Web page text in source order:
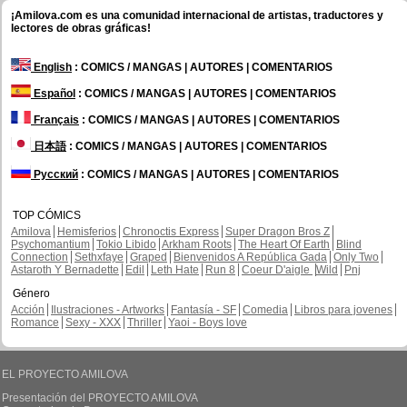
¡Amilova.com es una comunidad internacional de artistas, traductores y
lectores de obras gráficas!
English : COMICS / MANGAS | AUTORES | COMENTARIOS
Español : COMICS / MANGAS | AUTORES | COMENTARIOS
Français : COMICS / MANGAS | AUTORES | COMENTARIOS
日本語: COMICS / MANGAS | AUTORES | COMENTARIOS
Русский : COMICS / MANGAS | AUTORES | COMENTARIOS
TOP CÓMICS
Amilova
Hemisferios Chronoctis Express Super Dragon Bros Z
Psychomantium Tokio Libido Arkham Roots The Heart Of Earth
Blind
Connection Sethxfaye Graped Bienvenidos A República Gada Only Two
Astaroth Y Bernadette
Edil Leth Hate Run 8 Coeur D'aigle Wild
Pnj
Género
Acción
Ilustraciones - Artworks Fantasía - SF Comedia
Libros para jovenes
Romance Sexy - XXX Thriller Yaoi - Boys love
EL PROYECTO AMILOVA
Presentación del PROYECTO AMILOVA